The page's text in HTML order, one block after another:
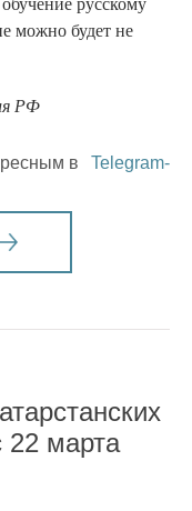
можно будет не
РФ
в
Telegram-
22 марта